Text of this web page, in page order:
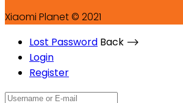
Xiaomi Planet © 2021
Lost Password Back ⟶
Login
Register